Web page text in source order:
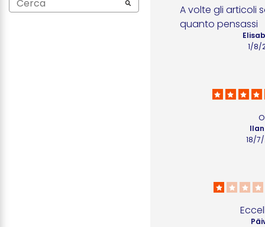
A volte gli articoli
quanto pensassi
1/8/
18/